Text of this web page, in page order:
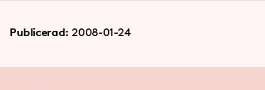
Publicerad: 2008-01-24